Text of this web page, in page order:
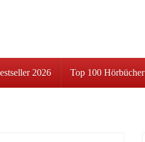
2026 Top 100 Hörbücher